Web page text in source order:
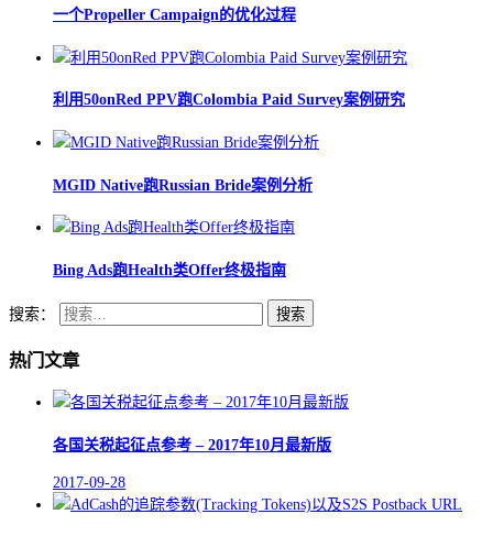
一个Propeller Campaign的优化过程
利用50onRed PPV跑Colombia Paid Survey案例研究
MGID Native跑Russian Bride案例分析
Bing Ads跑Health类Offer终极指南
搜索：
热门文章
各国关税起征点参考 – 2017年10月最新版
2017-09-28